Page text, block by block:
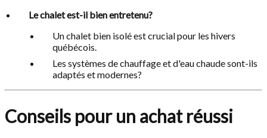
Le chalet est-il bien entretenu?
Un chalet bien isolé est crucial pour les hivers
québécois.
Les systèmes de chauffage et d'eau chaude sont-ils
adaptés et modernes?
Conseils pour un achat réussi